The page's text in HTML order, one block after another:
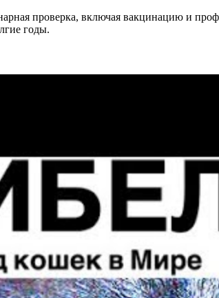
проверка, включая вакцинацию и
годы.